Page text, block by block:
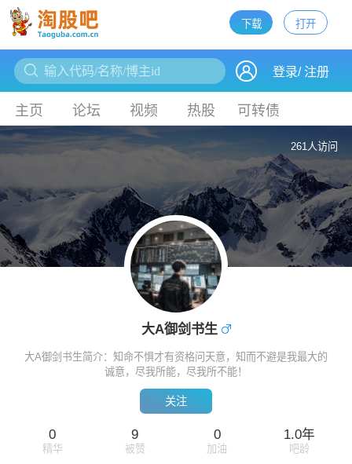
下载
登录/注册
主页 论坛 视频 热股 可转债
打开
下载
261人访问
大A御剑书生
大A御剑书生简介：知命不惧才有资格问天意，知而不避是我最大的
诚意，尽我所能，尽我所不能！
关注
0
精华
9
被赞
0
加油
1.0年
吧龄